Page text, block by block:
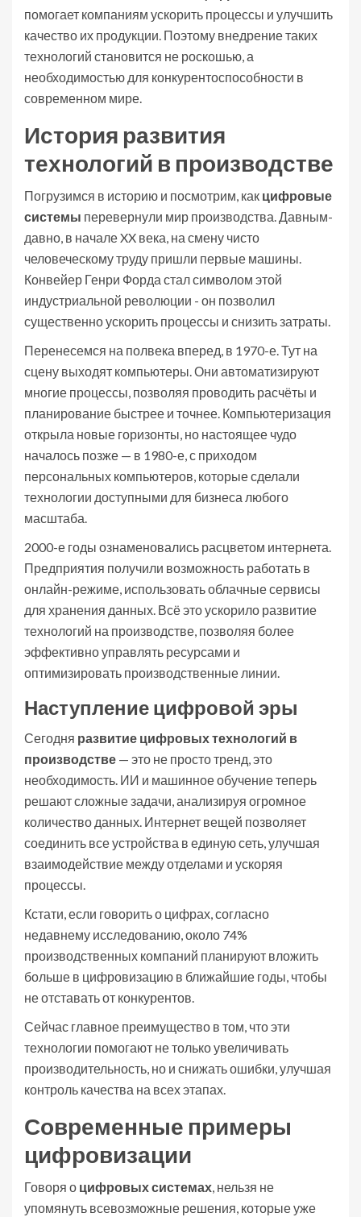
помогает компаниям ускорить процессы и улучшить
качество их продукции. Поэтому внедрение таких
технологий становится не роскошью, а
необходимостью для конкурентоспособности в
современном мире.
История развития
технологий в производстве
Погрузимся в историю и посмотрим, как цифровые
системы перевернули мир производства. Давным-
давно, в начале XX века, на смену чисто
человеческому труду пришли первые машины.
Конвейер Генри Форда стал символом этой
индустриальной революции - он позволил
существенно ускорить процессы и снизить затраты.
Перенесемся на полвека вперед, в 1970-е. Тут на
сцену выходят компьютеры. Они автоматизируют
многие процессы, позволяя проводить расчёты и
планирование быстрее и точнее. Компьютеризация
открыла новые горизонты, но настоящее чудо
началось позже — в 1980-е, с приходом
персональных компьютеров, которые сделали
технологии доступными для бизнеса любого
масштаба.
2000-е годы ознаменовались расцветом интернета.
Предприятия получили возможность работать в
онлайн-режиме, использовать облачные сервисы
для хранения данных. Всё это ускорило развитие
технологий на производстве, позволяя более
эффективно управлять ресурсами и
оптимизировать производственные линии.
Наступление цифровой эры
Сегодня развитие цифровых технологий в
производстве — это не просто тренд, это
необходимость. ИИ и машинное обучение теперь
решают сложные задачи, анализируя огромное
количество данных. Интернет вещей позволяет
соединить все устройства в единую сеть, улучшая
взаимодействие между отделами и ускоряя
процессы.
Кстати, если говорить о цифрах, согласно
недавнему исследованию, около 74%
производственных компаний планируют вложить
больше в цифровизацию в ближайшие годы, чтобы
не отставать от конкурентов.
Сейчас главное преимущество в том, что эти
технологии помогают не только увеличивать
производительность, но и снижать ошибки, улучшая
контроль качества на всех этапах.
Современные примеры
цифровизации
Говоря о цифровых системах, нельзя не
упомянуть всевозможные решения, которые уже